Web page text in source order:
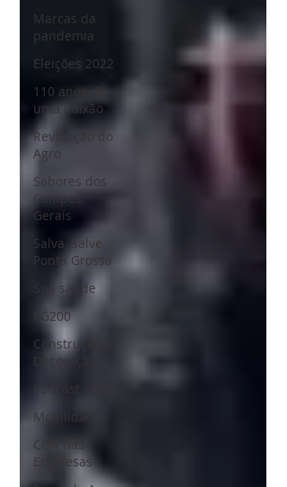
Marcas da
pandemia
Eleições 2022
110 anos de
uma paixão
Revolução do
Agro
Sabores dos
Campos
Gerais
Salva, Salve
Ponta Grossa
Sua saúde
PG200
Construção e
Decoração
Mobilidade
CBN nas
Empresas